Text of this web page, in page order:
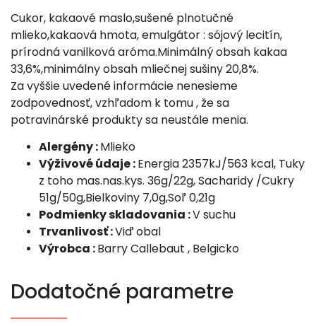
Cukor, kakaové maslo,sušené plnotučné
mlieko,kakaová hmota, emulgátor : sójový lecitín,
prírodná vanilková aróma.Minimálný obsah kakaa
33,6%,minimálny obsah mliečnej sušiny 20,8%.
Za vyššie uvedené informácie nenesieme
zodpovednosť, vzhľadom k tomu , že sa
potravinárské produkty sa neustále menia.
Alergény :Mlieko
Výživové údaje :Energia 2357kJ/563 kcal, Tuky
z toho mas.nas.kys. 36g/22g, Sacharidy /Cukry
51g/50g,Bielkoviny 7,0g,Soľ 0,21g
Podmienky skladovania :V suchu
Trvanlivosť :Viď obal
Výrobca :Barry Callebaut , Belgicko
Dodatočné parametre